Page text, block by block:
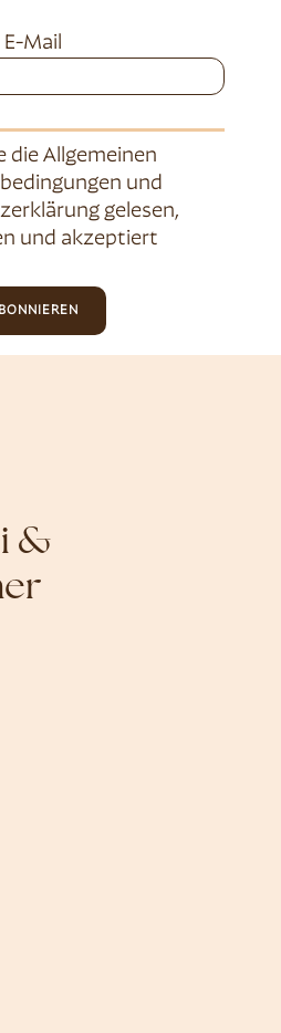
E-Mail
die Allgemeinen
und
gelesen,
und akzeptiert
&